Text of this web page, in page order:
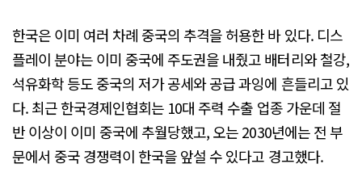
한국은 이미 여러 차례 중국의 추격을 허용한 바 있다. 디스
플레이 분야는 이미 중국에 주도권을 내줬고 배터리와 철강,
석유화학 등도 중국의 저가 공세와 공급 과잉에 흔들리고 있
다. 최근 한국경제인협회는 10대 주력 수출 업종 가운데 절
반 이상이 이미 중국에 추월당했고, 오는 2030년에는 전 부
문에서 중국 경쟁력이 한국을 앞설 수 있다고 경고했다.